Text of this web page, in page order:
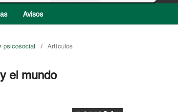
Avisos
psicosocial / Artículos
el mundo